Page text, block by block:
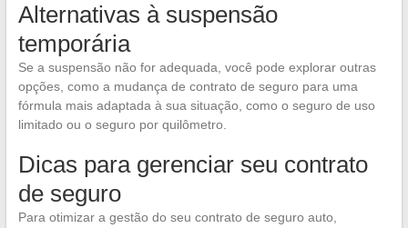
Alternativas à suspensão
temporária
Se a suspensão não for adequada, você pode explorar outras
opções, como a mudança de contrato de seguro para uma
fórmula mais adaptada à sua situação, como o seguro de uso
limitado ou o seguro por quilômetro.
Dicas para gerenciar seu contrato
de seguro
Para otimizar a gestão do seu contrato de seguro auto,